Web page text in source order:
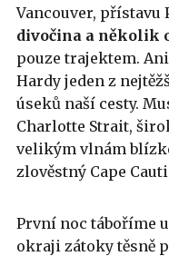
Vancouver, přístavu
divočina a několik
pouze trajektem.
Hardy jeden z
úseků naší cesty.
Charlotte Strait,
velikým vlnám
zlověstný Cape
První noc táboříme
okraji zátoky těsně